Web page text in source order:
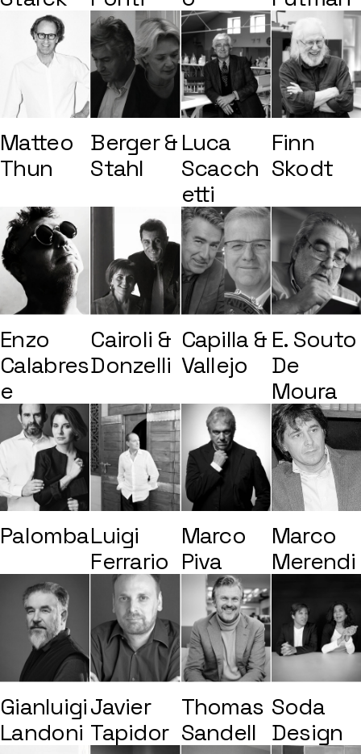
Matteo
Thun
Berger &
Stahl
Luca
Scacch
etti
Finn
Skodt
Enzo
Calabres
e
Cairoli &
Donzelli
Capilla &
Vallejo
E. Souto
De
Moura
PalombaLuigi
Ferrario
Marco
Piva
Marco
Merendi
Gianluigi
Landoni
Javier
Tapidor
Thomas
Sandell
Soda
Design